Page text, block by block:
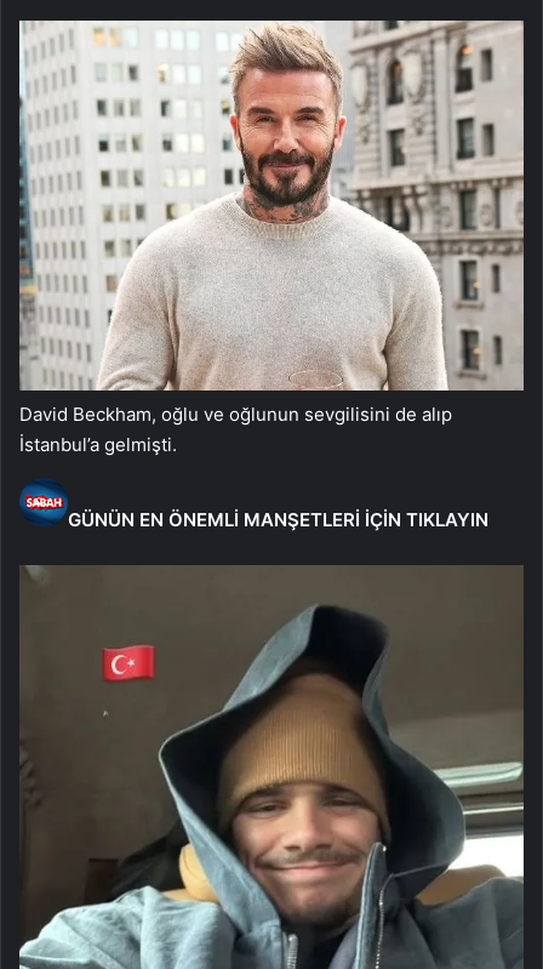
David Beckham, oğlu ve oğlunun sevgilisini de alıp
İstanbul’a gelmişti.
GÜNÜN EN ÖNEMLİ MANŞETLERİ İÇİN TIKLAYIN